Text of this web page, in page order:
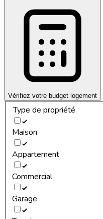
Vérifiez votre budget logement
Type de propriété
Maison
Appartement
Commercial
Garage